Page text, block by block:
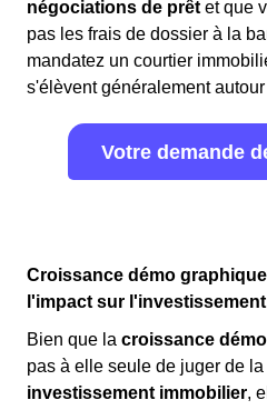
négociations de prêt et que
pas les frais de dossier à la
mandatez un courtier
s'élèvent généralement
Votre demande
Croissance démo
l'impact sur
Bien que la croissance
pas à elle seule de juger de
investissement immobilier,